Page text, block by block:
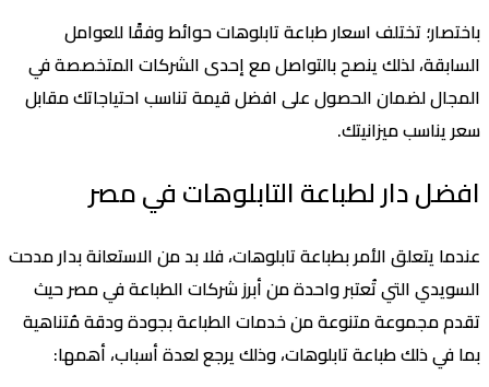
باختصار؛ تختلف اسعار طباعة تابلوهات حوائط وفقًا للعوامل
السابقة، لذلك ينصح بالتواصل مع إحدى الشركات المتخصصة في
المجال لضمان الحصول على افضل قيمة تناسب احتياجاتك مقابل
سعر يناسب ميزانيتك.
افضل دار لطباعة التابلوهات في مصر
عندما يتعلق الأمر بطباعة تابلوهات، فلا بد من الاستعانة بدار مدحت
السويدي التي تُعتبر واحدة من أبرز شركات الطباعة في مصر حيث
تقدم مجموعة متنوعة من خدمات الطباعة بجودة ودقة مُتناهية
بما في ذلك طباعة تابلوهات، وذلك يرجع لعدة أسباب، أهمها: